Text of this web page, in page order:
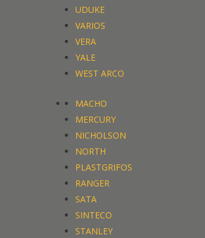
UDUKE
VARIOS
VERA
YALE
WEST ARCO
MACHO
MERCURY
NICHOLSON
NORTH
PLASTGRIFOS
RANGER
SATA
SINTECO
STANLEY